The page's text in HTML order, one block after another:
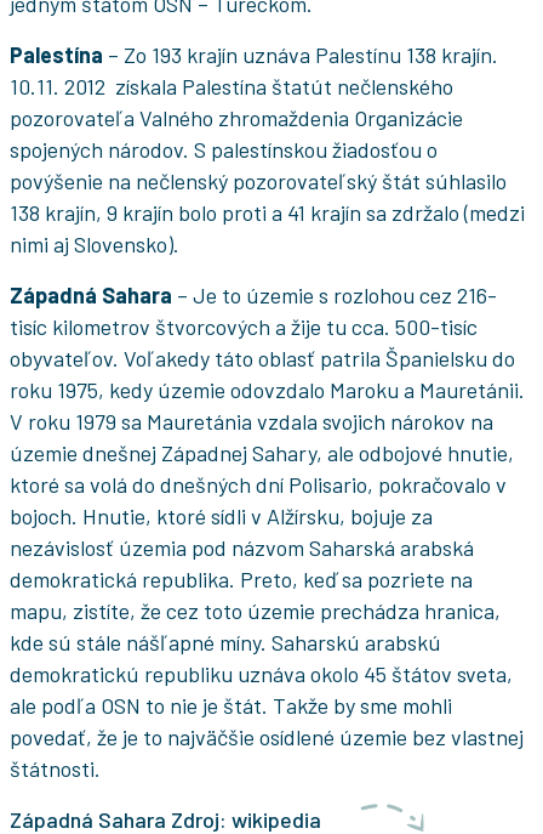
Palestína – Zo 193 krajín uznáva Palestínu 138 krajín.
10.11. 2012 získala Palestína štatút nečlenského
pozorovateľa Valného zhromaždenia Organizácie
spojených národov. S palestínskou žiadosťou o
povýšenie na nečlenský pozorovateľský štát súhlasilo
138 krajín, 9 krajín bolo proti a 41 krajín sa zdržalo (medzi
nimi aj Slovensko).
Západná Sahara – Je to územie s rozlohou cez 216-
tisíc kilometrov štvorcových a žije tu cca. 500-tisíc
obyvateľov. Voľakedy táto oblasť patrila Španielsku do
roku 1975, kedy územie odovzdalo Maroku a Mauretánii.
V roku 1979 sa Mauretánia vzdala svojich nárokov na
územie dnešnej Západnej Sahary, ale odbojové hnutie,
ktoré sa volá do dnešných dní Polisario, pokračovalo v
bojoch. Hnutie, ktoré sídli v Alžírsku, bojuje za
nezávislosť územia pod názvom Saharská arabská
demokratická republika. Preto, keď sa pozriete na
mapu, zistíte, že cez toto územie prechádza hranica,
kde sú stále nášľapné míny. Saharskú arabskú
demokratickú republiku uznáva okolo 45 štátov sveta,
ale podľa OSN to nie je štát. Takže by sme mohli
povedať, že je to najväčšie osídlené územie bez vlastnej
štátnosti.
Západná Sahara Zdroj: wikipedia